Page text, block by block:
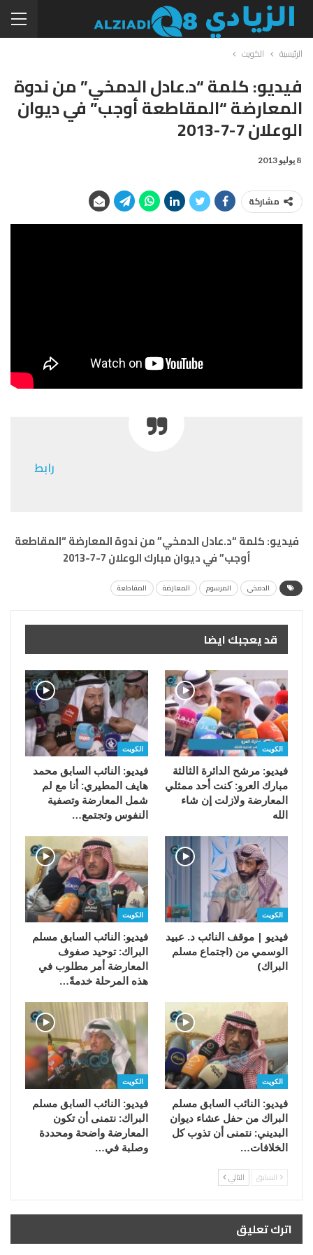
الرئيسية الكويت
فيديو: كلمة “د.عادل الدمخي” من ندوة
المعارضة “المقاطعة أوجب” في ديوان
الوعلان 7-7-2013
8 يوليو 2013
مشاركة
رابط
فيديو: كلمة “د.عادل الدمخي” من ندوة المعارضة “المقاطعة
أوجب” في ديوان مبارك الوعلان 7-7-2013
الدمخي المرسوم المعارضة المقاطعة
قد يعجبك ايضا
الكويت
فيديو: مرشح الدائرة الثالثة
مبارك العرو: كنت أحد ممثلي
المعارضة ولازلت إن شاء
الله
الكويت
فيديو: النائب السابق محمد
هايف المطيري: أنا مع لم
شمل المعارضة وتصفية
النفوس وتجتمع…
الكويت
فيديو | موقف النائب د. عبيد
الوسمي من (اجتماع مسلم
البراك)
الكويت
فيديو: النائب السابق مسلم
البراك: توحيد صفوف
المعارضة أمر مطلوب في
هذه المرحلة خدمةً…
الكويت
فيديو: النائب السابق مسلم
البراك من حفل عشاء ديوان
البديني: نتمنى أن تذوب كل
الخلافات…
الكويت
فيديو: النائب السابق مسلم
البراك: نتمنى أن تكون
المعارضة واضحة ومحددة
وصلبة في…
السابق التالي
اترك تعليق